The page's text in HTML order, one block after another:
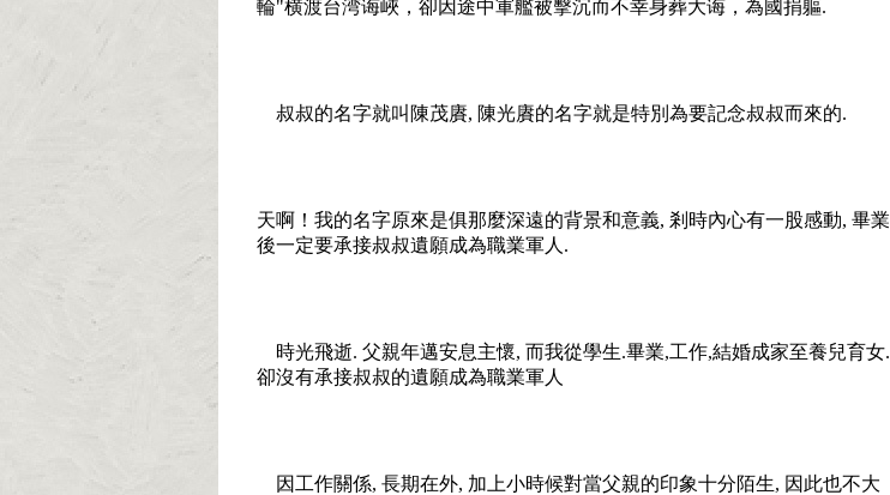
輪"横渡台湾诲峽，卻因途中軍艦被擊沉而不幸身葬大诲，為國捐軀.
叔叔的名字就叫陳茂賡, 陳光賡的名字就是特別為要記念叔叔而來的.
天啊！我的名字原來是俱那麼深遠的背景和意義, 剎時內心有一股感動, 畢業
後一定要承接叔叔遺願成為職業軍人 .
時光飛逝. 父親年邁安息主懷, 而我從學生.畢業,工作,結婚成家至養兒育女.
卻沒有承接叔叔的遺願成為職業軍人
因工作關係, 長期在外, 加上小時候對當父親的印象十分陌生, 因此也不大